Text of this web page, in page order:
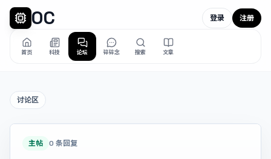
OC
首页 科技 论坛 碎碎念 搜索 文章
登录 注册
讨论区
主帖 0 条回复